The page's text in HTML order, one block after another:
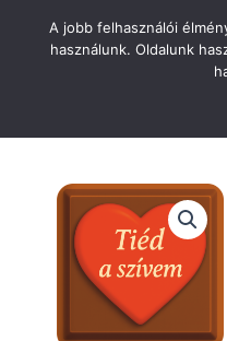
A jobb felhasználói
használunk. Oldalunk